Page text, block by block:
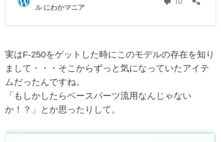
実はF-250をゲットした時にこのモデルの存在を知り
まして・・・そこからずっと気になっていたアイテ
ムだったんですね。
「もしかしたらベースパーツ流用なんじゃない
か！？」とか思ったりして。